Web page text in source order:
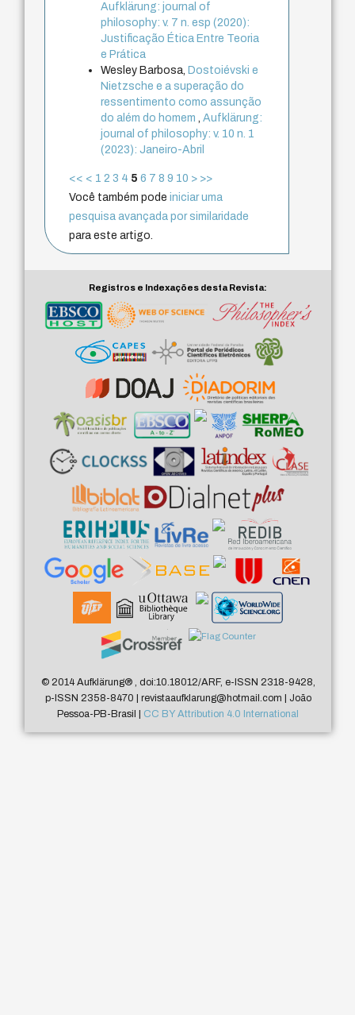
Aufklärung: journal of
philosophy: v. 7 n. esp (2020):
Justificação Ética Entre Teoria
e Prática
Wesley Barbosa,Dostoiévski e
Nietzsche e a superação do
ressentimento como assunção
do além do homem
,Aufklärung:
journal of philosophy: v. 10 n. 1
(2023): Janeiro-Abril
<< < 1 2 3 4 5 6 7 8 9 10 > >>
Você também podeiniciar uma
pesquisa avançada por similaridade
para este artigo.
Registros e Indexações desta Revista:
© 2014 Aufklärung®, doi:10.18012/ARF, e-ISSN 2318-9428,
p-ISSN 2358-8470 | revistaaufklarung@hotmail.com | João
Pessoa-PB-Brasil | CC BY Attribution 4.0 International